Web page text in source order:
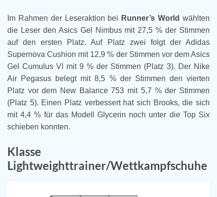
Im Rahmen der Leseraktion bei Runner’s World wählten
die Leser den Asics Gel Nimbus mit 27,5 % der Stimmen
auf den ersten Platz. Auf Platz zwei folgt der Adidas
Supernova Cushion mit 12,9 % der Stimmen vor dem Asics
Gel Cumulus VI mit 9 % der Stimmen (Platz 3). Der Nike
Air Pegasus belegt mit 8,5 % der Stimmen den vierten
Platz vor dem New Balance 753 mit 5,7 % der Stimmen
(Platz 5). Einen Platz verbessert hat sich Brooks, die sich
mit 4,4 % für das Modell Glycerin noch unter die Top Six
schieben konnten.
Klasse
Lightweighttrainer/Wettkampfschuhe